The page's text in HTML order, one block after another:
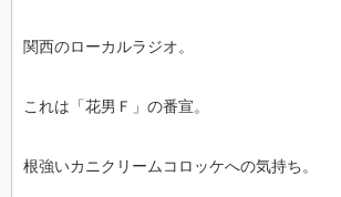
関西のローカルラジオ。
これは「花男Ｆ」の番宣。
根強いカニクリームコロッケへの気持ち。